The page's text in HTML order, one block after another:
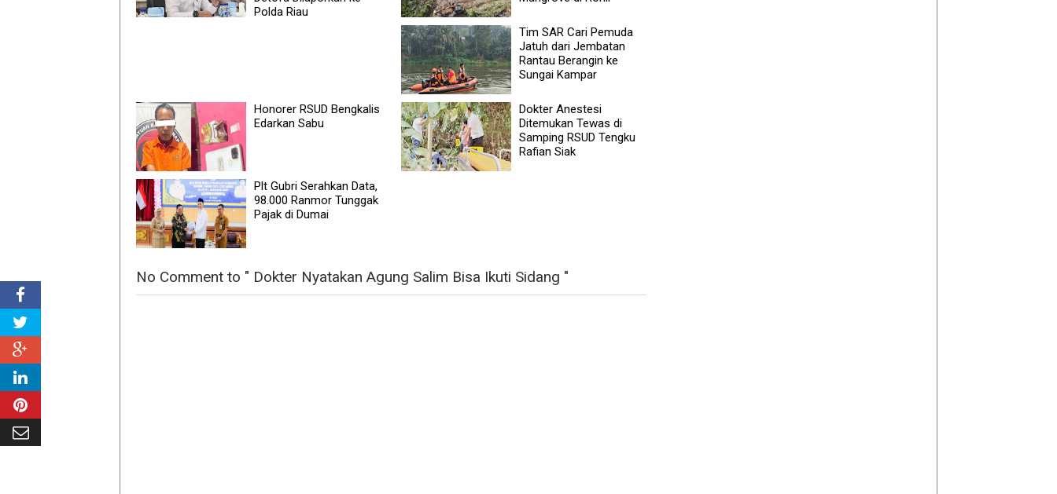
Polda Riau
Tim SAR Cari Pemuda
Jatuh dari Jembatan
Rantau Berangin ke
Sungai Kampar
Honorer RSUD Bengkalis
Edarkan Sabu
Dokter Anestesi
Ditemukan Tewas di
Samping RSUD Tengku
Rafian Siak
Plt Gubri Serahkan Data,
98.000 Ranmor Tunggak
Pajak di Dumai
No Comment to " Dokter Nyatakan Agung Salim Bisa Ikuti Sidang "